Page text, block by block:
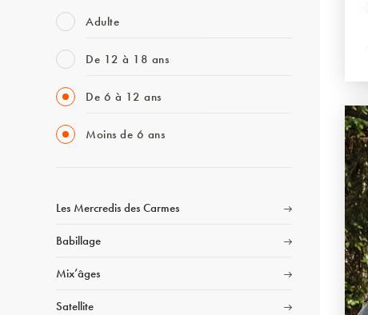
Adulte
De 12 à 18 ans
De 6 à 12 ans
Moins de 6 ans
Les Mercredis des Carmes
Babillage
Mix’âges
Satellite